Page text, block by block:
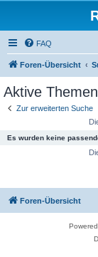
FAQ
Foren-Übersicht
Aktive Themen
Zur erweiterten Suche
Es wurden keine
Foren-Übersicht